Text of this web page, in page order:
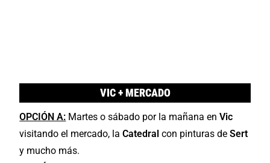
VIC + MERCADO
OPCIÓN A: Martes o sábado por la mañana enVic
visitando el mercado, laCatedral con pinturas de Sert
y mucho más.